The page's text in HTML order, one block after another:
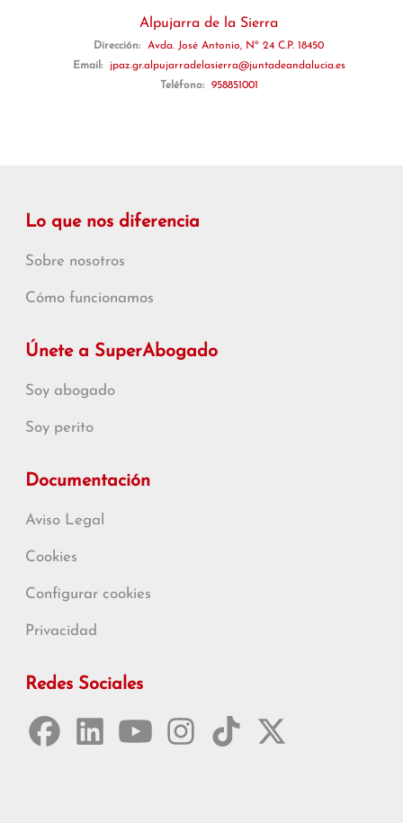
Alpujarra de la Sierra
Dirección:
Avda. José Antonio, Nº 24 C.P. 18450
Email:
jpaz.gr.alpujarradelasierra@juntadeandalucia.es
Teléfono:
958851001
Lo que nos diferencia
Sobre nosotros
Cómo funcionamos
Únete a SuperAbogado
Soy abogado
Soy perito
Documentación
Aviso Legal
Cookies
Configurar cookies
Privacidad
Redes Sociales